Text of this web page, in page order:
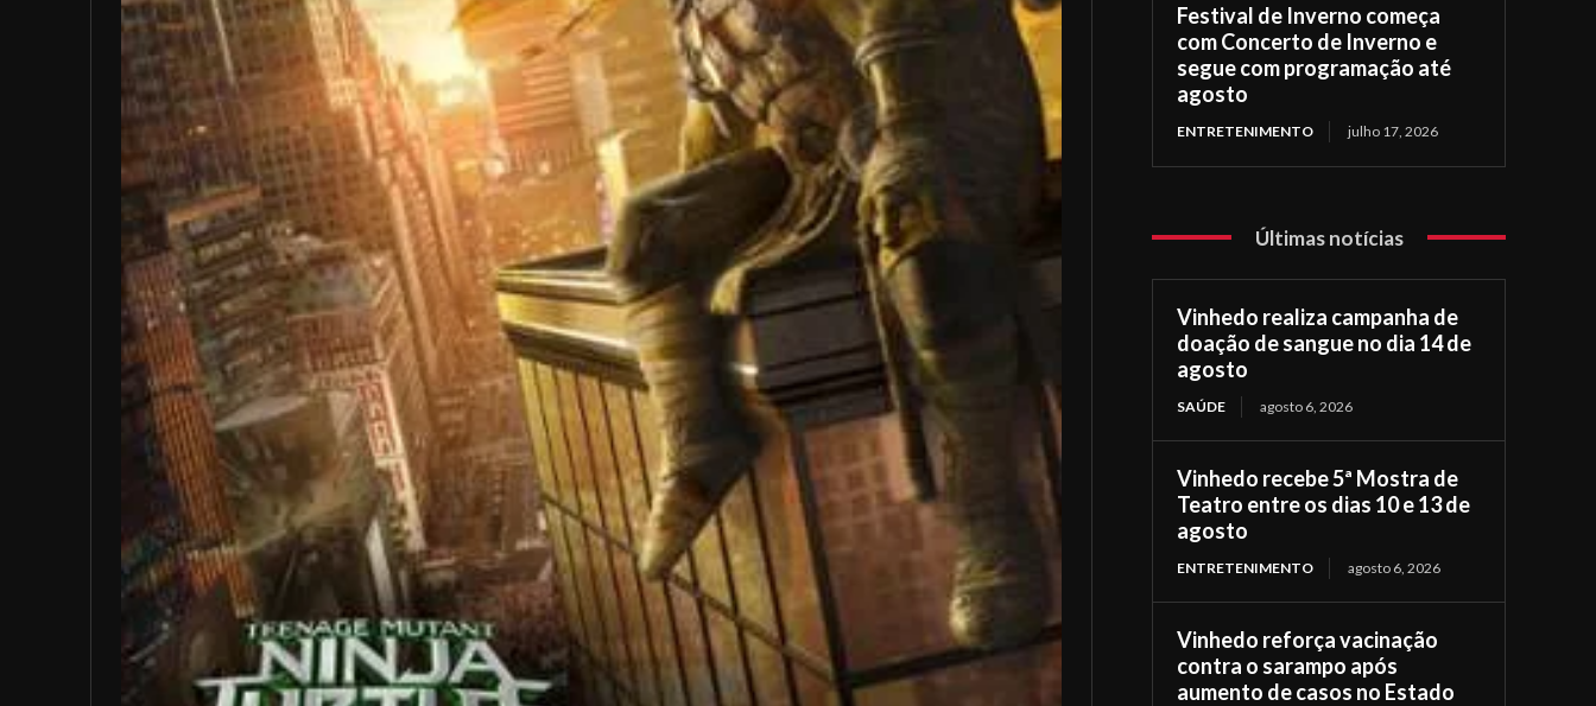
Festival de Inverno começa
com Concerto de Inverno e
segue com programação até
agosto
ENTRETENIMENTO julho 17, 2026
Últimas notícias
Vinhedo realiza campanha de
doação de sangue no dia 14 de
agosto
SAÚDE agosto 6, 2026
Vinhedo recebe 5ª Mostra de
Teatro entre os dias 10 e 13 de
agosto
ENTRETENIMENTO agosto 6, 2026
Vinhedo reforça vacinação
contra o sarampo após
aumento de casos no Estado